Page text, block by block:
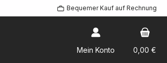
Bequemer Kauf auf Rechnung
Mein Konto 0,00 €